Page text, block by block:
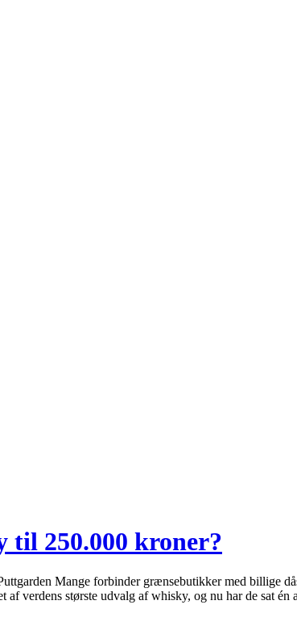
til 250.000 kroner?
Mange forbinder grænsebutikker med billige
af verdens største udvalg af whisky, og nu har de sat